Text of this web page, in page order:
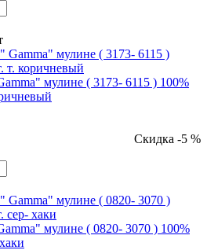
мулине ( 3173- 6115 ) 100%
Скидка -5 %
мулине ( 0820- 3070 ) 100%